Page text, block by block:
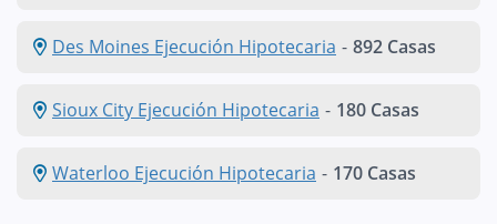
Des Moines Ejecución Hipotecaria - 892 Casas
Sioux City Ejecución Hipotecaria - 180 Casas
Waterloo Ejecución Hipotecaria - 170 Casas